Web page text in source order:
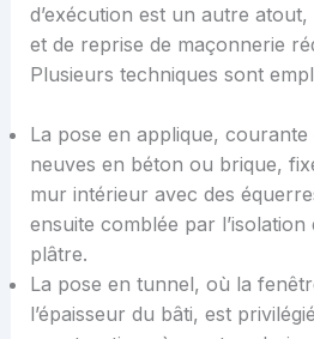
d’exécution est un autre atout,
et de reprise de maçonnerie
Plusieurs techniques sont
La pose en applique, courante
neuves en béton ou brique,
mur intérieur avec des
ensuite comblée par l’isolation
plâtre.
La pose en tunnel, où la
l’épaisseur du bâti, est